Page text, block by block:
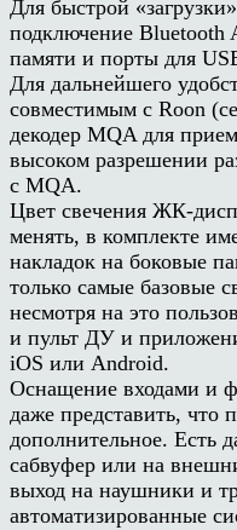
Для быстрой
подключение Bluetooth
памяти и порты для
Для дальнейшего
совместимым с Roon
декодер MQA для
высоком разрешении
с MQA.
Цвет свечения ЖК-
менять, в комплекте
накладок на боковые
только самые базовые
несмотря на это
и пульт ДУ и
iOS или Android.
Оснащение входами и
даже представить, что
дополнительное. Есть
сабвуфер или на
выход на наушники и
автоматизированные